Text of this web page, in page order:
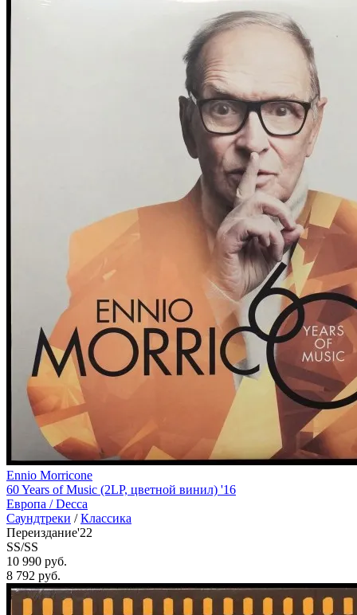
Ennio Morricone
60 Years of Music (2LP, цветной винил) '16
Европа /Decca
Саундтреки /Классика
Переиздание'22
SS/SS
10 990 руб.
8 792 руб.